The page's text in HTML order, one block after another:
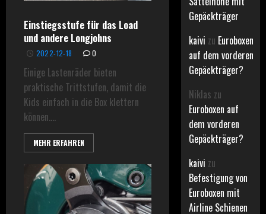
Einstiegsstufe für das Load
und andere Longjohns
2022-12-18 0
Einige Lastenräder bieten
praktische Trittstufen, damit die
Kids einfach in die Box klettern
können....
MEHR ERFAHREN
Gepäckträger
kaivi zu Euroboxen
auf dem vorderen
Gepäckträger?
Niklas zu
Euroboxen auf
dem vorderen
Gepäckträger?
kaivi zu
Befestigung von
Euroboxen mit
Airline Schienen